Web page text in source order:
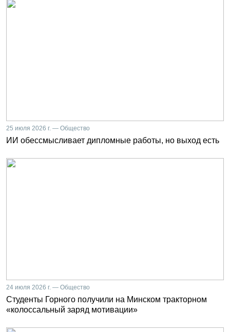
25 июля 2026 г. — Общество
ИИ обессмысливает дипломные работы, но выход есть
24 июля 2026 г. — Общество
Студенты Горного получили на Минском тракторном
«колоссальный заряд мотивации»